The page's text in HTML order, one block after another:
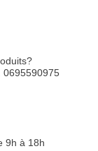
0695590975
9h à 18h